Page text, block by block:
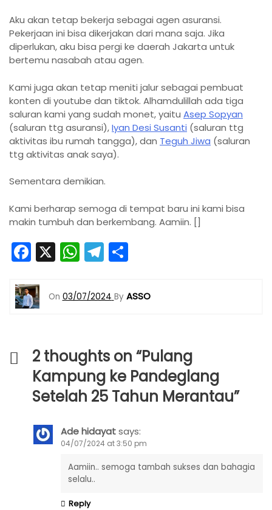
Aku akan tetap bekerja sebagai agen asuransi.
Pekerjaan ini bisa dikerjakan dari mana saja. Jika
diperlukan, aku bisa pergi ke daerah Jakarta untuk
bertemu nasabah atau agen.
Kami juga akan tetap meniti jalur sebagai pembuat
konten di youtube dan tiktok. Alhamdulillah ada tiga
saluran kami yang sudah monet, yaitu Asep Sopyan
(saluran ttg asuransi),Iyan Desi Susanti (saluran ttg
aktivitas ibu rumah tangga), dan Teguh Jiwa (saluran
ttg aktivitas anak saya).
Sementara demikian.
Kami berharap semoga di tempat baru ini kami bisa
makin tumbuh dan berkembang. Aamiin. []
F
a
c
e
o
o
k
X W
h
a
ts
p
p
T
el
e
gr
m
ar
On 03/07/2024 By ASSO
2 thoughts on “Pulang
Kampung ke Pandeglang
Setelah 25 Tahun Merantau”
Ade hidayatsays:
04/07/2024 at 3:50 pm
Aamiin.. semoga tambah sukses dan bahagia
selalu..
Reply